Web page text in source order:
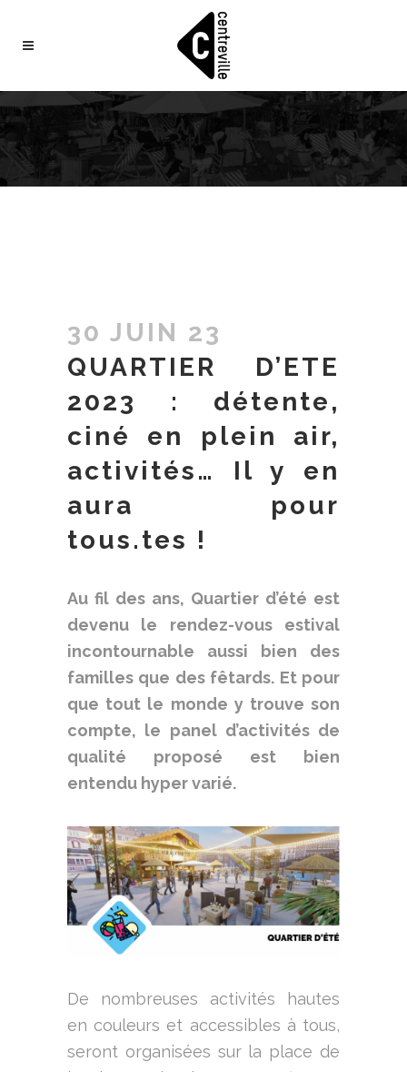
30 JUIN 23
QUARTIER D’ETE
2023 : détente,
ciné en plein air,
activités… Il y en
aura pour
tous.tes !
Au fil des ans, Quartier d’été est
devenu le rendez-vous estival
incontournable aussi bien des
familles que des fêtards. Et pour
que tout le monde y trouve son
compte, le panel d’activités de
qualité proposé est bien
entendu hyper varié.
De nombreuses activités hautes
en couleurs et accessibles à tous,
seront organisées sur la place de